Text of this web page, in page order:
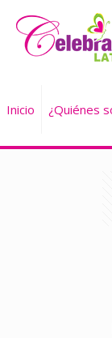
Inicio ¿Quiénes